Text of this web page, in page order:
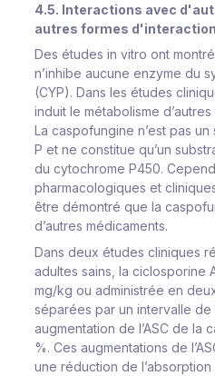
4.5. Interactions avec
autres formes
Des études in vitro ont
n’inhibe aucune enzyme du
(CYP). Dans les études
induit le métabolisme
La caspofungine n’est pas
P et ne constitue qu’un
du cytochrome P450.
pharmacologiques et
être démontré que la
d’autres médicaments.
Dans deux études cliniques
adultes sains, la ciclosporine
mg/kg ou administrée en
séparées par un intervalle de
augmentation de l’ASC de la
%. Ces augmentations de
une réduction de